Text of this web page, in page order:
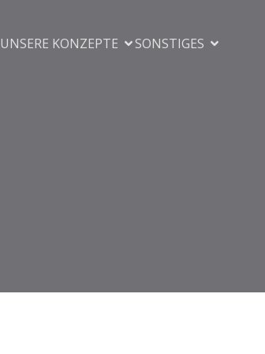
UNSERE KONZEPTE SONSTIGES